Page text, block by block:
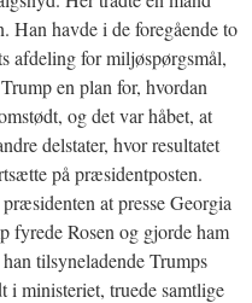
Han havde i de foregående to
afdeling for miljøspørgsmål,
en plan for, hvordan
og det var håbet, at
delstater, hvor resultatet
på præsidentposten.
at presse Georgia
fyrede Rosen og gjorde ham
tilsyneladende Trumps
i ministeriet, truede samtlige